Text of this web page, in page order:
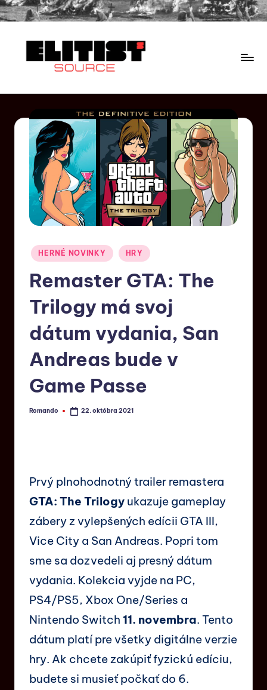
HERNÉ NOVINKY HRY
Remaster GTA: The
Trilogy má svoj
dátum vydania, San
Andreas bude v
Game Passe
Romando 22. októbra 2021
Prvý plnohodnotný trailer remastera
GTA: The Trilogy ukazuje gameplay
zábery z vylepšených edícii GTA III,
Vice City a San Andreas. Popri tom
sme sa dozvedeli aj presný dátum
vydania. Kolekcia vyjde na PC,
PS4/PS5, Xbox One/Series a
Nintendo Switch 11. novembra. Tento
dátum platí pre všetky digitálne verzie
hry. Ak chcete zakúpiť fyzickú edíciu,
budete si musieť počkať do 6.